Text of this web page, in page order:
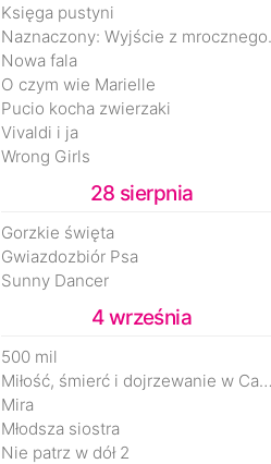
Księga pustyni
Nowa fala
O czym wie Marielle
Pucio kocha zwierzaki
Vivaldi i ja
Wrong Girls
28 sierpnia
Gorzkie święta
Gwiazdozbiór Psa
Sunny Dancer
4 września
500 mil
Miłość, śmierć i dojrzewanie w Camp Miasma
Mira
Młodsza siostra
Nie patrz w dół 2